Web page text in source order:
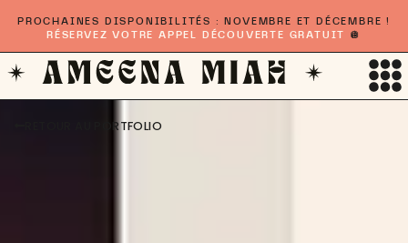
PROCHAINES DISPONIBILITÉS : NOVEMBRE ET DÉCEMBRE !
RÉSERVEZ VOTRE APPEL DÉCOUVERTE GRATUIT
🪩
RETOUR AU PORTFOLIO